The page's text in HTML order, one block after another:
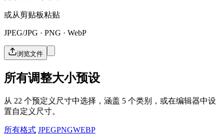
或从剪贴板粘贴
JPEG/JPG · PNG · WebP
浏览文件
所有调整大小预设
从 22 个预定义尺寸中选择，涵盖 5 个类别，或在编辑器中设
置自定义尺寸。
所有格式 JPEGPNGWEBP